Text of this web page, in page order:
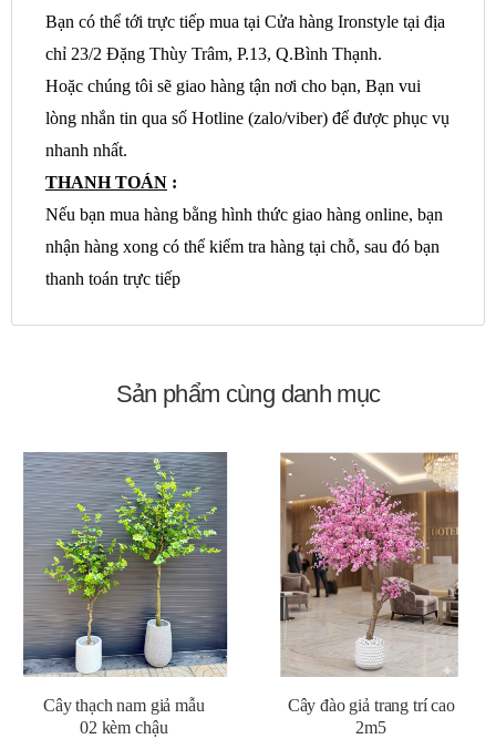
Bạn có thể tới trực tiếp mua tại Cửa hàng Ironstyle tại địa
chỉ 23/2 Đặng Thùy Trâm, P.13, Q.Bình Thạnh.
Hoặc chúng tôi sẽ giao hàng tận nơi cho bạn, Bạn vui
lòng nhắn tin qua số Hotline (zalo/viber) để được phục vụ
nhanh nhất.
THANH TOÁN :
Nếu bạn mua hàng bằng hình thức giao hàng online, bạn
nhận hàng xong có thể kiểm tra hàng tại chỗ, sau đó bạn
thanh toán trực tiếp
Sản phẩm cùng danh mục
Cây thạch nam giả mẫu
02 kèm chậu
Cây đào giả trang trí cao
2m5